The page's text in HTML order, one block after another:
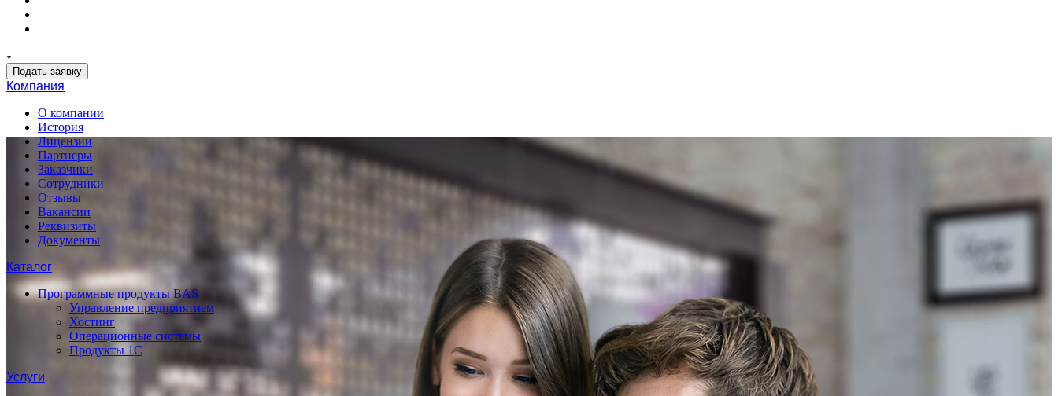
Подать заявку
Компания
О компании
История
Лицензии
Партнеры
Заказчики
Сотрудники
Отзывы
Вакансии
Реквизиты
Документы
Каталог
Программные продукты BAS
Управление предприятием
Хостинг
Операционные системы
Продукты 1С
Услуги